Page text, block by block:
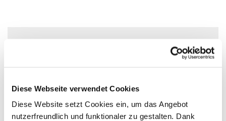
Diese Webseite verwendet Cookies
Diese Website setzt Cookies ein, um das Angebot
nutzerfreundlich und funktionaler zu gestalten. Dank
EMPLOYER BRANDING